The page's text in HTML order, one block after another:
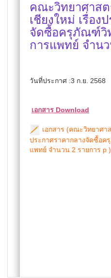
คณะวิทยาศาส
เชียงใหม่ เรื่อง
จัดซื้อครุภัณฑ์วิ
การแพทย์ จำน
วันที่ประกาศ :3 ก.ย. 2568
เอกสาร Download
เอกสาร (คณะวิทยาศา
ประกาศราคากลางจัดซื้อ
แพทย์ จำนวน 2 รายการ p )